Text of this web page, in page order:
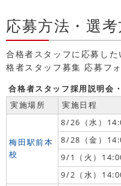
応募方法・選
合格者スタッフに応募し
格者スタッフ募集 応募フ
合格者スタッフ採用説明会
実施場所 実施日程
梅田駅前本
校
8/26（水）
8/28（金）
9/1（火）
9/2（水）